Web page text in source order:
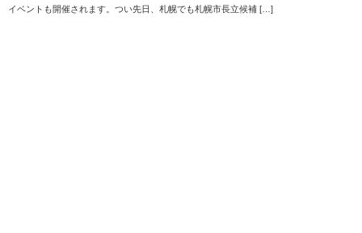
イベントも開催されます。つい先日、札幌でも札幌市長立候補 […]